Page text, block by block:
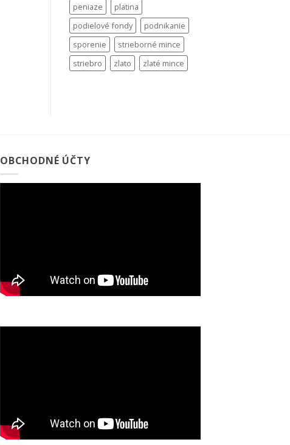
peniaze
platina
podielové fondy
podnikanie
sporenie
strieborné mince
striebro
zlato zlaté mince
OBCHODNÉ ÚČTY